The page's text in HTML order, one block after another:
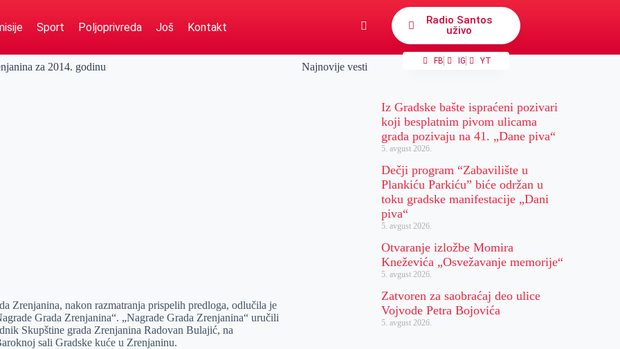
Sport Poljoprivreda Još Kontakt
Radio Santos
uživo
FB IG YT
za 2014. godinu
Zrenjanina, nakon razmatranja prispelih predloga, odlučila je
Grada Zrenjanina“. „Nagrade Grada Zrenjanina“ uručili
Skupštine grada Zrenjanina Radovan Bulajić, na
sali Gradske kuće u Zrenjaninu.
Najnovije vesti
Iz Gradske bašte ispraćeni pozivari
koji besplatnim pivom ulicama
grada pozivaju na 41. „Dane piva“
5. avgust 2026.
Dečji program “Zabavilište u
Plankiću Parkiću” biće održan u
toku gradske manifestacije „Dani
piva“
5. avgust 2026.
Otvaranje izložbe Momira
Kneževića „Osvežavanje memorije“
5. avgust 2026.
Zatvoren za saobraćaj deo ulice
Vojvode Petra Bojovića
5. avgust 2026.